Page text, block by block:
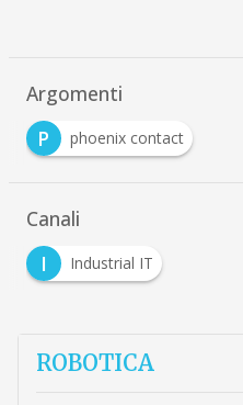
Argomenti
P
phoenix contact
Canali
I
Industrial IT
ROBOTICA